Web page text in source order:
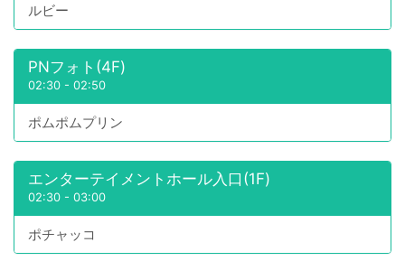
ルビー
PNフォト(4F)
02:30 - 02:50
ポムポムプリン
エンターテイメントホール入口(1F)
02:30 - 03:00
ポチャッコ